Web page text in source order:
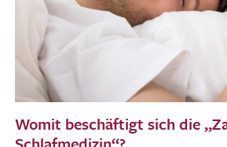
Womit beschäftigt sich die